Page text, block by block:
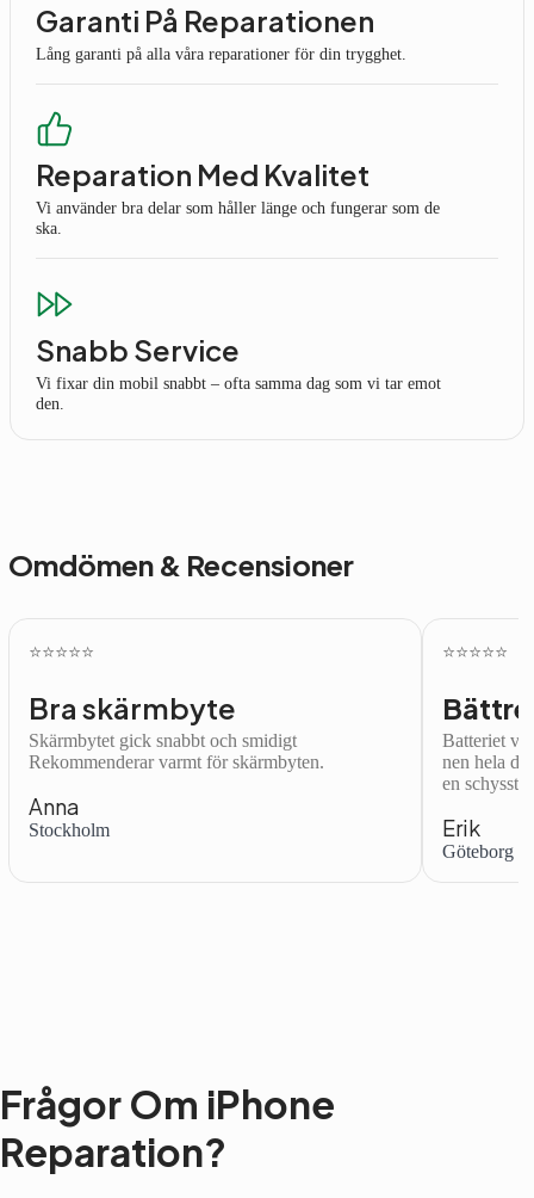
Garanti På Reparationen
Lång garanti på alla våra reparationer för din trygghet.
Reparation Med Kvalitet
Vi använder bra delar som håller länge och fungerar som de
ska.
Snabb Service
Vi fixar din mobil snabbt – ofta samma dag som vi tar emot
den.
Omdömen & Recensioner
⭐️⭐️⭐️⭐️⭐️
Bra skärmbyte
Skärmbytet gick snabbt och smidigt
Rekommenderar varmt för skärmbyten.
Anna
Stockholm
⭐️⭐️⭐️⭐️⭐️
Batteriet
nen hela
en schysst.
Erik
Göteborg
Frågor Om iPhone
Reparation?